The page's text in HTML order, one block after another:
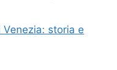
storia e